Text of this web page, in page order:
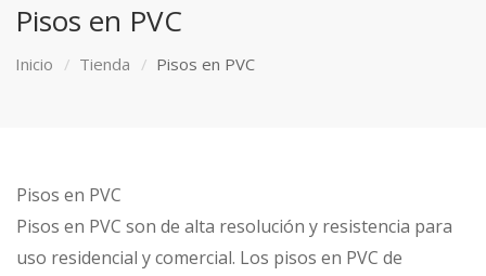
Pisos en PVC
Inicio Tienda Pisos en PVC
Pisos en PVC
Pisos en PVC son de alta resolución y resistencia para
uso residencial y comercial. Los pisos en PVC de